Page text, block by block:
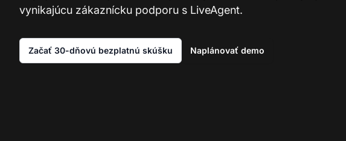
vynikajúcu zákaznícku podporu s LiveAgent.
Začať 30-dňovú bezplatnú skúšku Naplánovať demo